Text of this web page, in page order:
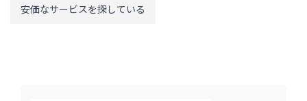
安価なサービスを探している